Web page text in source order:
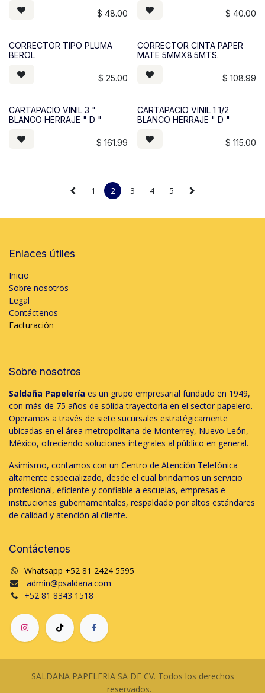
$ 48.00 $ 40.00
CORRECTOR TIPO PLUMA
BEROL
$ 25.00
CORRECTOR CINTA PAPER
MATE 5MMX8.5MTS.
$ 108.99
CARTAPACIO VINIL 3 "
BLANCO HERRAJE " D "
$ 161.99
CARTAPACIO VINIL 1 1/2
BLANCO HERRAJE " D "
$ 115.00
1 2 3 4 5
Enlaces útiles
Inicio
Sobre nosotros
Legal
Contáctenos
Facturación
Sobre nosotros
Saldaña Papelería es un grupo empresarial fundado en 1949,
con más de 75 años de sólida trayectoria en el sector papelero.
Operamos a través de siete sucursales estratégicamente
ubicadas en el área metropolitana de Monterrey, Nuevo León,
México, ofreciendo soluciones integrales al público en general.
Asimismo, contamos con un Centro de Atención Telefónica
altamente especializado, desde el cual brindamos un servicio
profesional, eficiente y confiable a escuelas, empresas e
instituciones gubernamentales, respaldado por altos estándares
de calidad y atención al cliente.
Contáctenos
Whatsapp +52 81 2424 5595
admin@psaldana.com
+52 81 8343 1518
SALDAÑA PAPELERIA SA DE CV. Todos los derechos
reservados.